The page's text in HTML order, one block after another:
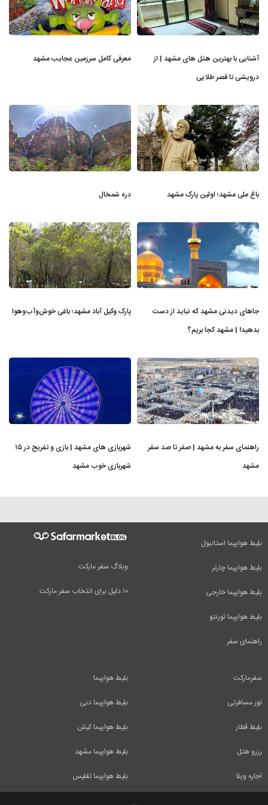
آشنایی با بهترین هتل های مشهد | از
درویشی تا قصر طلایی
معرفی کامل سرزمین عجایب مشهد
باغ ملی مشهد؛ اولین پارک مشهد دره شمخال
جاهای دیدنی مشهد که نباید از دست
بدهید! | مشهد کجا بریم؟
پارک وکیل آباد مشهد؛ باغی خوش‌وآب‌وهوا
راهنمای سفر به مشهد | صفر تا صد سفر
مشهد
شهربازی های مشهد | بازی و تفریح در ۱۵
شهربازی خوب مشهد
وبلاگ سفر مارکت
۱۰ دلیل برای انتخاب سفر مارکت
بلیط هواپیما استانبول
بلیط هواپیما چارتر
بلیط هواپیما خارجی
بلیط هواپیما تورنتو
راهنمای سفر
بلیط هواپیما
بلیط هواپیما دبی
بلیط هواپیما کیش
بلیط هواپیما مشهد
بلیط هواپیما تفلیس
سفرمارکت
تور مسافرتی
بلیط قطار
رزرو هتل
اجاره ویلا